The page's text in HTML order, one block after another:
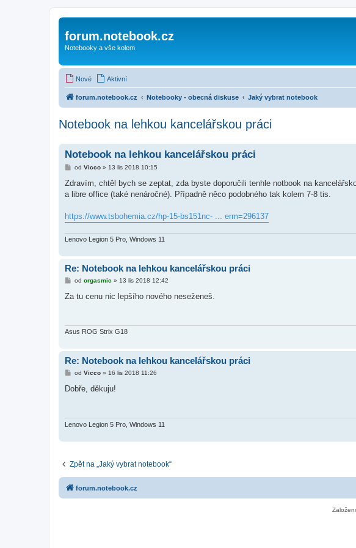
forum.notebook.cz
Notebooky a vše kolem
Nové Aktivní
forum.notebook.cz Notebooky - obecná diskuse Jaký vybrat notebook
Notebook na lehkou kancelářskou práci
Notebook na lehkou kancelářskou práci
P
í
p
e
od Vicco» 13 lis 2018 10:15
Zdravím, chtěl bych se zeptat, zda byste doporučili tenhle notbook na
a libre office (také nenáročné). Případně něco podobného tak kolem 7-8 tis.
https://www.tsbohemia.cz/hp-15-bs151nc- ... erm=296137
Lenovo Legion 5 Pro, Windows 11
Re: Notebook na lehkou kancelářskou práci
P
í
e
od orgasmic » 13 lis 2018 12:42
Za tu cenu nic lepšího nového neseženeš.
Asus ROG Strix G18
Re: Notebook na lehkou kancelářskou práci
P
í
e
od Vicco» 16 lis 2018 11:26
Dobře, děkuju!
Lenovo Legion 5 Pro, Windows 11
Zpět na „Jaký vybrat notebook“
forum.notebook.cz